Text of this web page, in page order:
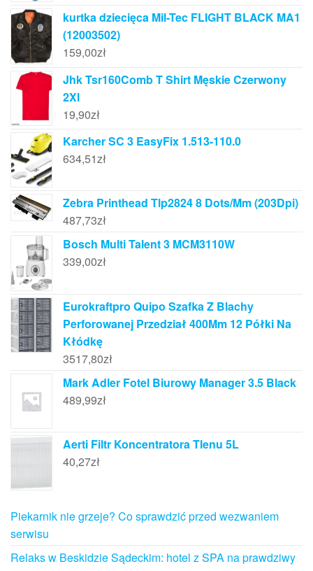
kurtka dziecięca Mil-Tec FLIGHT BLACK MA1
(12003502)
159,00zł
Jhk Tsr160Comb T Shirt Męskie Czerwony
2Xl
19,90zł
Karcher SC 3 EasyFix 1.513-110.0
634,51zł
Zebra Printhead Tlp2824 8 Dots/Mm (203Dpi)
487,73zł
Bosch Multi Talent 3 MCM3110W
339,00zł
Eurokraftpro Quipo Szafka Z Blachy
Perforowanej Przedział 400Mm 12 Półki Na
Kłódkę
3517,80zł
Mark Adler Fotel Biurowy Manager 3.5 Black
489,99zł
Aerti Filtr Koncentratora Tlenu 5L
40,27zł
Piekarnik nie grzeje? Co sprawdzić przed wezwaniem
serwisu
Relaks w Beskidzie Sądeckim: hotel z SPA na prawdziwy